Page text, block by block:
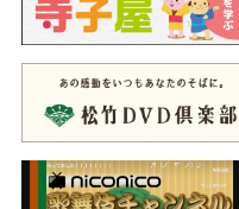
は鬼の本性を顕し、凄味あ
松羽目舞踊の名作にご期待
一、猩々（しょうじょう）